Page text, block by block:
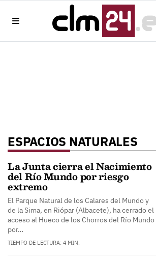
ESPACIOS NATURALES
La Junta cierra el Nacimiento
del Río Mundo por riesgo
extremo
El Parque Natural de los Calares del Mundo y
de la Sima, en Riópar (Albacete), ha cerrado el
acceso al Hueco de los Chorros del Río Mundo
por…
TIEMPO DE LECTURA: 4 MIN.